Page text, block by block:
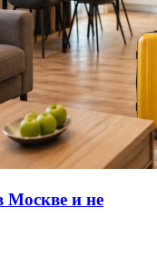
Москве и не